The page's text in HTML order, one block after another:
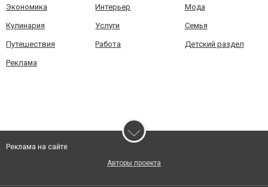
Экономика Интерьер Мода
Кулинария Услуги Семья
Путешествия Работа Детский раздел
Реклама
Реклама на сайте
Авторы проекта